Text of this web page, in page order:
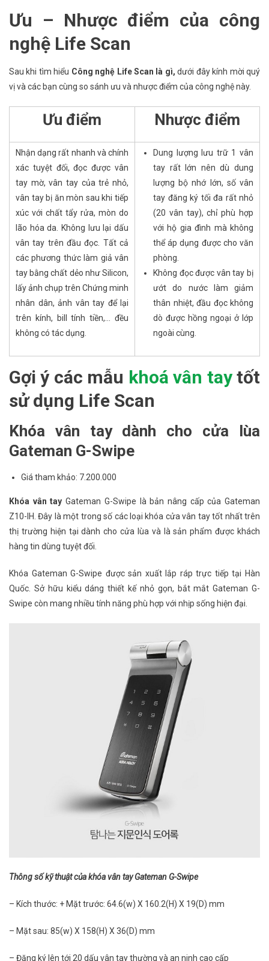
Ưu – Nhược điểm của công
nghệ Life Scan
Sau khi tìm hiểu Công nghệ Life Scan là gì,dưới đây kính mời quý
vị và các bạn cùng so sánh ưu và nhược điểm của công nghệ này.
Ưu điểm Nhược điểm
Nhận dạng rất nhanh và chính
xác tuyệt đối, đọc được vân
tay mờ, vân tay của trẻ nhỏ,
vân tay bị ăn mòn sau khi tiếp
xúc với chất tẩy rửa, mòn do
lão hóa da. Không lưu lại dấu
vân tay trên đầu đọc. Tất cả
các phương thức làm giả vân
tay bằng chất dẻo như Silicon,
lấy ảnh chụp trên Chứng minh
nhân dân, ảnh vân tay để lại
trên kính, bill tính tiền,… đều
không có tác dụng.
Dung lượng lưu trữ 1 vân
tay rất lớn nên dù dung
lượng bộ nhớ lớn, số vân
tay đăng ký tối đa rất nhỏ
(20 vân tay), chỉ phù hợp
với hộ gia đình mà không
thể áp dụng được cho văn
phòng.
Không đọc được vân tay bị
ướt do nước làm giảm
thân nhiệt, đầu đọc không
dò được hồng ngoại ở lớp
ngoài cùng.
Gợi ý các mẫu khoá vân taytốt
sử dụng Life Scan
Khóa vân tay dành cho cửa lùa
Gateman G-Swipe
Giá tham khảo: 7.200.000
Khóa vân tay Gateman G-Swipe là bản nâng cấp của Gateman
Z10-IH. Đây là một trong số các loại khóa cửa vân tay tốt nhất trên
thị trường hiện tại dành cho cửa lùa và là sản phẩm được khách
hàng tin dùng tuyệt đối.
Khóa Gateman G-Swipe được sản xuất lắp ráp trực tiếp tại Hàn
Quốc. Sở hữu kiểu dáng thiết kế nhỏ gọn, bắt mắt Gateman G-
Swipe còn mang nhiều tính năng phù hợp với nhịp sống hiện đại.
Thông số kỹ thuật của khóa vân tay Gateman G-Swipe
– Kích thước: + Mặt trước: 64.6(w) X 160.2(H) X 19(D) mm
– Mặt sau: 85(w) X 158(H) X 36(D) mm
– Đăng ký lên tới 20 dấu vân tay thường và an ninh cao cấp